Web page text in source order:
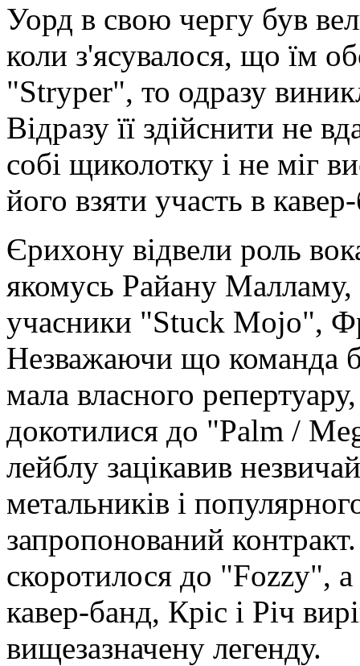
Уорд в свою чергу був
коли з'ясувалося, що їм
"Stryper", то одразу
Відразу її здійснити не
собі щиколотку і не міг
його взяти участь в
Єрихону відвели роль
якомусь Райану
учасники "Stuck Mojo",
Незважаючи що команда
мала власного
докотилися до "Palm /
лейблу зацікавив
метальників і
запропонований
скоротилося до "Fozzy",
кавер-банд, Кріс і Річ
вищезазначену легенду.